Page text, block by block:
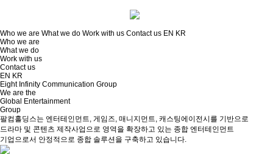
Who we are What we do Work with us Contact us EN KR
Who we are
What we do
Work with us
Contact us
EN KR
Eight Infinity Communication Group
We are the
Global Entertainment
Group
팔컴홀딩스는 엔터테인먼트, 게임즈, 매니지먼트, 캐스팅에이전시를 기반으로
드라마 및 콘텐츠 제작사업으로 영역을 확장하고 있는 종합 엔터테인먼트
기업으로서 안정적으로 종합 솔루션을 구축하고 있습니다.